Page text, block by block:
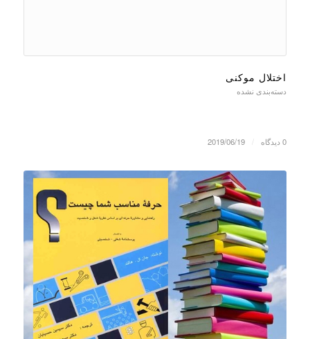
اختلال موکنی
دسته‌بندی نشده
0 دیدگاه 2019/06/19